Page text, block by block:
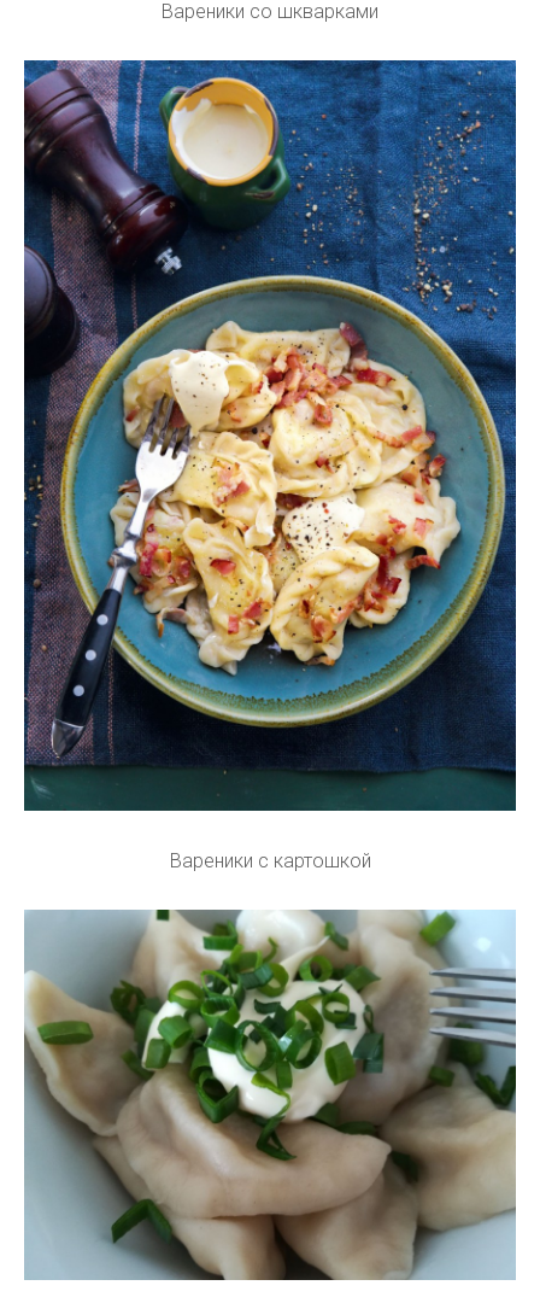
Вареники со шкварками
Вареники с картошкой